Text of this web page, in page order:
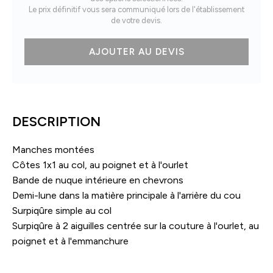
Le prix définitif vous sera communiqué lors de l'établissement
de votre devis.
AJOUTER AU DEVIS
DESCRIPTION
Manches montées
Côtes 1x1 au col, au poignet et à l'ourlet
Bande de nuque intérieure en chevrons
Demi-lune dans la matière principale à l'arrière du cou
Surpiqûre simple au col
Surpiqûre à 2 aiguilles centrée sur la couture à l'ourlet, au
poignet et à l'emmanchure